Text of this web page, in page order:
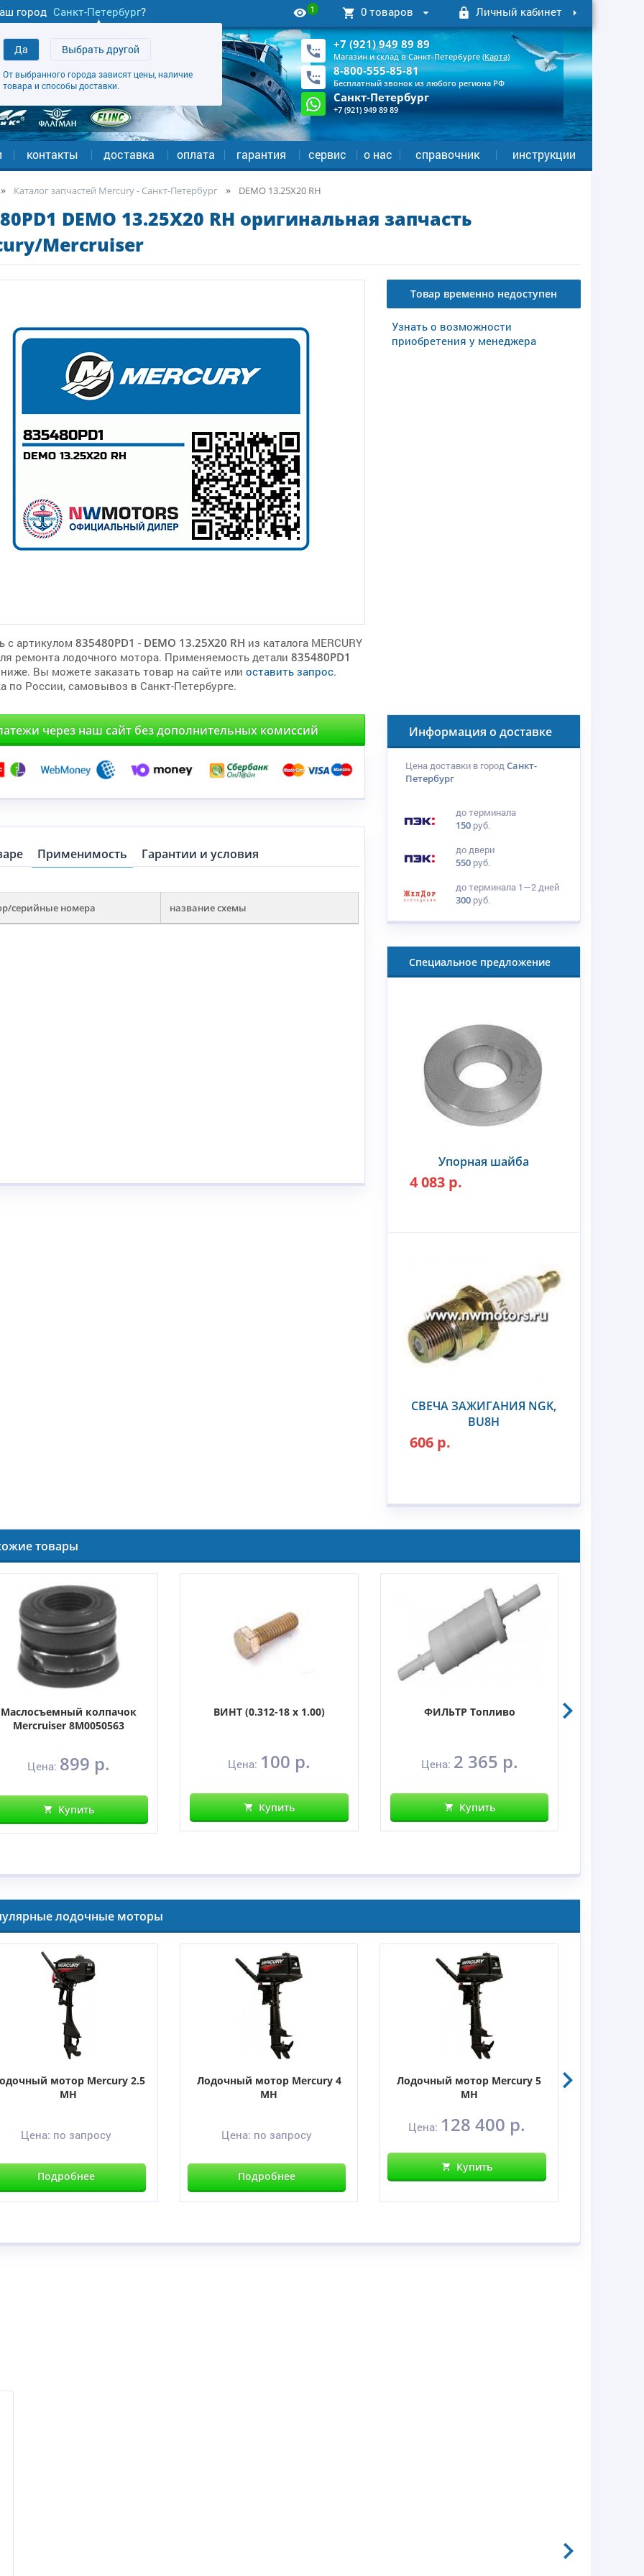
город Санкт-Петербург?
Да Выбрать другой
От выбранного города зависят цены, наличие
товара и способы доставки.
1 0 товаров Личный кабинет
+7 (921) 949 89 89
Магазин и склад в Санкт-Петербурге (Карта)
8-800-555-85-81
Бесплатный звонок из любого региона РФ
Санкт-Петербург
+7 (921) 949 89 89
контакты доставка оплата гарантия сервис о нас справочник инструкции
Каталог запчастей Mercury - Санкт-Петербург DEMO 13.25X20 RH
DEMO 13.25X20 RH оригинальная запчасть
Mercruiser
с артикулом 835480PD1 - DEMO 13.25X20 RH из каталога MERCURY
ремонта лодочного мотора. Применяемость детали 835480PD1
Вы можете заказать товар на сайте или оставить запрос.
по России, самовывоз в Санкт-Петербурге.
Товар временно недоступен
Узнать о возможности
приобретения у менеджера
через наш сайт без дополнительных комиссий
Применимость Гарантии и условия
серийные номера название схемы
Информация о доставке
Цена доставки в городСанкт-
Петербург
до терминала
150 руб.
до двери
550 руб.
до терминала 1—2 дней
300 руб.
Специальное предложение
Упорная шайба
4 083 р.
СВЕЧА ЗАЖИГАНИЯ NGK,
BU8H
606 р.
товары
Маслосъемный колпачок
Mercruiser 8M0050563
Цена: 899 р.
Купить
ВИНТ (0.312-18 x 1.00)
Цена: 100 р.
Купить
ФИЛЬТР Топливо
Цена: 2 365 р.
Купить
лодочные моторы
мотор Mercury 2.5
MH
Цена: по запросу
Подробнее
Лодочный мотор Mercury 4
MH
Цена: по запросу
Подробнее
Лодочный мотор Mercury 5
MH
Цена: 128 400 р.
Купить